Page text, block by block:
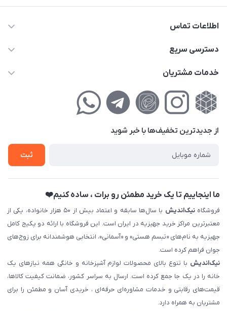
اطلاعات تماس
02177111474
کوچه گلریز 4 غربی ، پلاک 13
دسترسی سریع
حساب کاربری
لیست محصولات
خدمات مشتریان
راهنمای‌خرید‌آنلاین
حریم خصوصی
فروش‌اقساطی
از جدید‌ترین تخفیف‌ها با‌ خبر شوید
ثبت
ما اینجاییم تا یک خرید مطمئن رو برات ، ساده کنیم❤️
فروشگاهنیک‌اندیش
با سال‌ها سابقه و اعتماد بیش از ۵۰ هزار خانواده، یکی از
معتبرترین مراکز خرید جهیزیه در ایران است. این فروشگاه با ارائه دو پکیج کامل
جهیزیه به نام‌های «تبسم هستی» و «آسمانی»، انتخابی هوشمندانه برای زوج‌های
جوان فراهم کرده است.
نیک‌اندیش با تنوع بالای محصولات لوازم آشپزخانه و خانگی همه نیازهای یک
خانه را در یک جا جمع کرده است. ارسال به سراسر کشور، ضمانت کیفیت کالاها،
قیمت‌های رقابتی و خدمات مشاوره‌ای حرفه‌ای ، خریدی آسان و مطمئن را برای
مشتریان به همراه دارد.